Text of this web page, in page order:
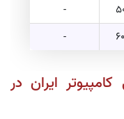
-
-
ایران در